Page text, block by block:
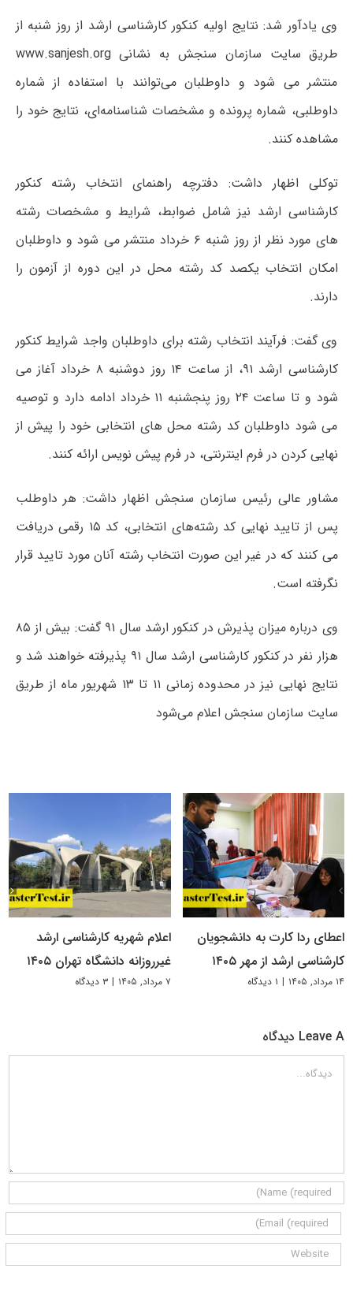
وی یادآور شد: نتایج اولیه کنکور کارشناسی ارشد از روز شنبه از
طریق سایت سازمان سنجش به نشانی www.sanjesh.org
منتشر می شود و داوطلبان می‌توانند با استفاده از شماره
داوطلبی، شماره پرونده و مشخصات شناسنامه‌ای، نتایج خود را
مشاهده کنند.
توکلی اظهار داشت: دفترچه راهنمای انتخاب رشته کنکور
کارشناسی ارشد نیز شامل ضوابط، شرایط و مشخصات رشته
های مورد نظر از روز شنبه ۶ خرداد منتشر می شود و داوطلبان
امکان انتخاب یکصد کد رشته محل در این دوره از آزمون را
دارند.
وی گفت: فرآیند انتخاب رشته برای داوطلبان واجد شرایط کنکور
کارشناسی ارشد ۹۱، از ساعت ۱۴ روز دوشنبه ۸ خرداد آغاز می
شود و تا ساعت ۲۴ روز پنجشنبه ۱۱ خرداد ادامه دارد و توصیه
می شود داوطلبان کد رشته محل های انتخابی خود را پیش از
نهایی کردن در فرم اینترنتی، در فرم پیش نویس ارائه کنند.
مشاور عالی رئیس سازمان سنجش اظهار داشت: هر داوطلب
پس از تایید نهایی کد رشته‌های انتخابی، کد ۱۵ رقمی دریافت
می کنند که در غیر این صورت انتخاب رشته آنان مورد تایید قرار
نگرفته است.
وی درباره میزان پذیرش در کنکور ارشد سال ۹۱ گفت: بیش از ۸۵
هزار نفر در کنکور کارشناسی ارشد سال ۹۱ پذیرفته خواهند شد و
نتایج نهایی نیز در محدوده زمانی ۱۱ تا ۱۳ شهریور ماه از طریق
سایت سازمان سنجش اعلام می‌شود
اعطای ردا کارت به دانشجویان
کارشناسی ارشد از مهر ۱۴۰۵
۱۴ مرداد, ۱۴۰۵ | ۱ دیدگاه
اعلام شهریه کارشناسی ارشد
غیرروزانه دانشگاه تهران ۱۴۰۵
۷ مرداد, ۱۴۰۵ | ۳ دیدگاه
Leave A دیدگاه
دیدگاه